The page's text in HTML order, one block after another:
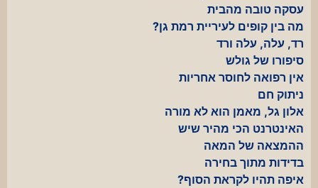
עסקה טובה מהבית
מה בין קופים לעיריית רמת גן?
רד, עלה, עלה ורד
סיפורו של גולש
אין רפואה לחוסר אחריות
ניתוק חם
אלון גל, מאמן הוא לא מורה
האינטרנט הכי מהיר שיש
ההמצאה של המאה
בדידות מתוך בחירה
איפה תהיו לקראת הסוף?